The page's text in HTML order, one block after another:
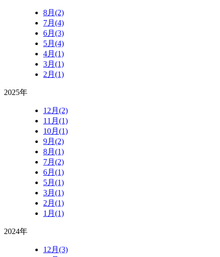
8月(2)
7月(4)
6月(3)
5月(4)
4月(1)
3月(1)
2月(1)
2025年
12月(2)
11月(1)
10月(1)
9月(2)
8月(1)
7月(2)
6月(1)
5月(1)
3月(1)
2月(1)
1月(1)
2024年
12月(3)